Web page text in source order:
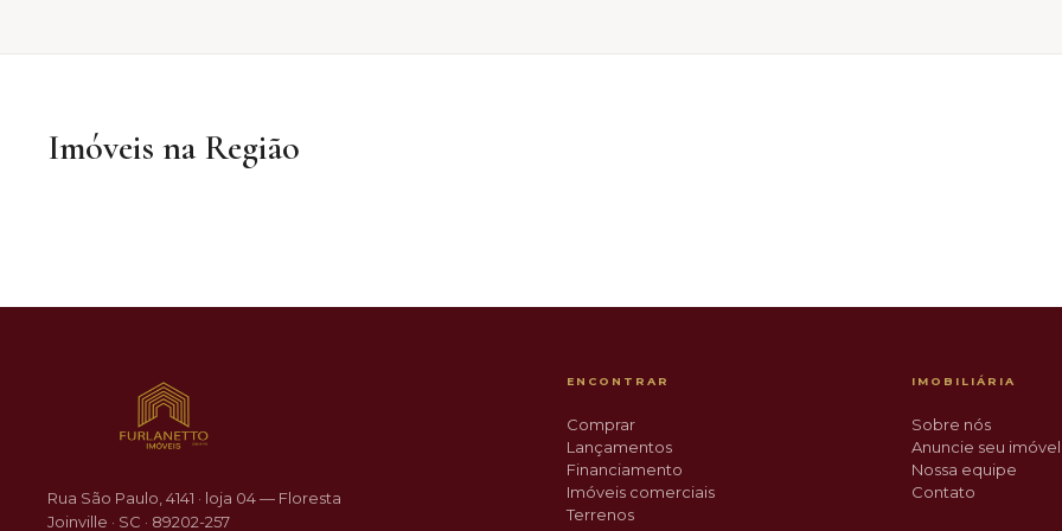
Imóveis na Região
Rua São Paulo, 4141 · loja 04 — Floresta
Joinville · SC · 89202-257
ENCONTRAR
Comprar
Lançamentos
Financiamento
Imóveis comerciais
Terrenos
IMOBILIÁRIA
Sobre nós
Anuncie seu imóvel
Nossa equipe
Contato